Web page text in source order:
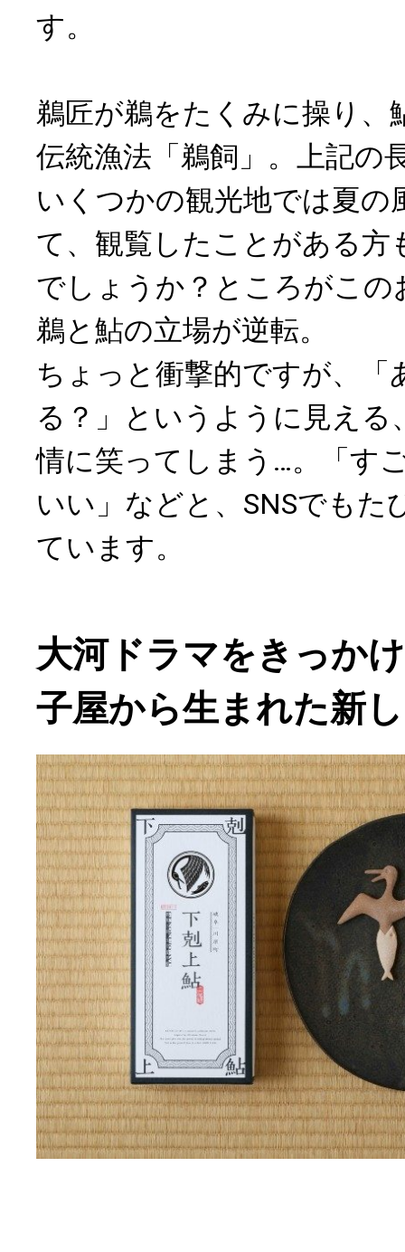
す。
鵜匠が鵜をたくみに操り、
伝統漁法「鵜飼」。上記の
いくつかの観光地では夏の
て、観覧したことがある方
でしょうか？ところがこの
鵜と鮎の立場が逆転。
ちょっと衝撃的ですが、「
る？」というように見える
情に笑ってしまう…。「す
いい」などと、SNSでもた
ています。
大河ドラマをきっか
子屋から生まれた新